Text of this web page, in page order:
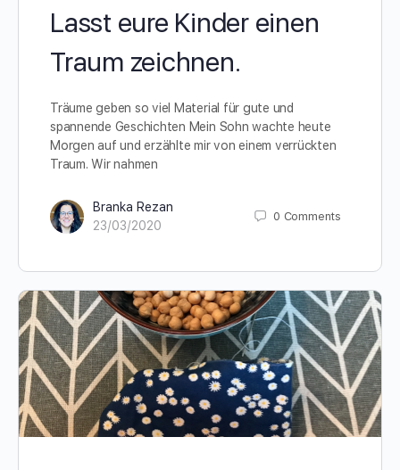
Lasst eure Kinder einen
Traum zeichnen.
Träume geben so viel Material für gute und
spannende Geschichten Mein Sohn wachte heute
Morgen auf und erzählte mir von einem verrückten
Traum. Wir nahmen
Branka Rezan
23/03/2020
0 Comments